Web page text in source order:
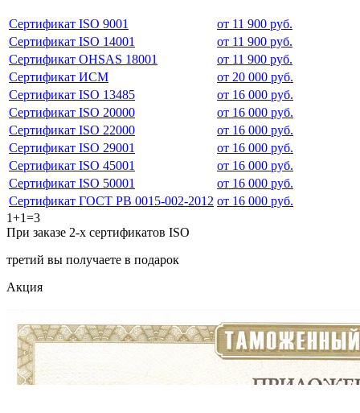
Сертификат ISO 9001
от 11 900 руб.
Сертификат ISO 14001
от 11 900 руб.
Сертификат OHSAS 18001
от 11 900 руб.
Сертификат ИСМ
от 20 000 руб.
Сертификат ISO 13485
от 16 000 руб.
Сертификат ISO 20000
от 16 000 руб.
Сертификат ISO 22000
от 16 000 руб.
Сертификат ISO 29001
от 16 000 руб.
Сертификат ISO 45001
от 16 000 руб.
Сертификат ISO 50001
от 16 000 руб.
Сертификат ГОСТ РВ 0015-002-2012 от 16 000 руб.
1+1=3
При заказе 2-х сертификатов ISO
третий вы получаете в подарок
Акция